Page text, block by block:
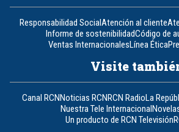
Responsabilidad SocialAtención al cliente
Informe de sostenibilidadCódigo de
Ventas InternacionalesLínea Ética
Visite
Canal RCNNoticias RCNRCN RadioLa
Nuestra Tele Internacional
Un producto de RCN Televisión